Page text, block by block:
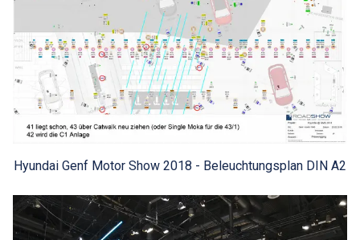
Hyundai Genf Motor Show 2018 - Beleuchtungsplan DIN A2